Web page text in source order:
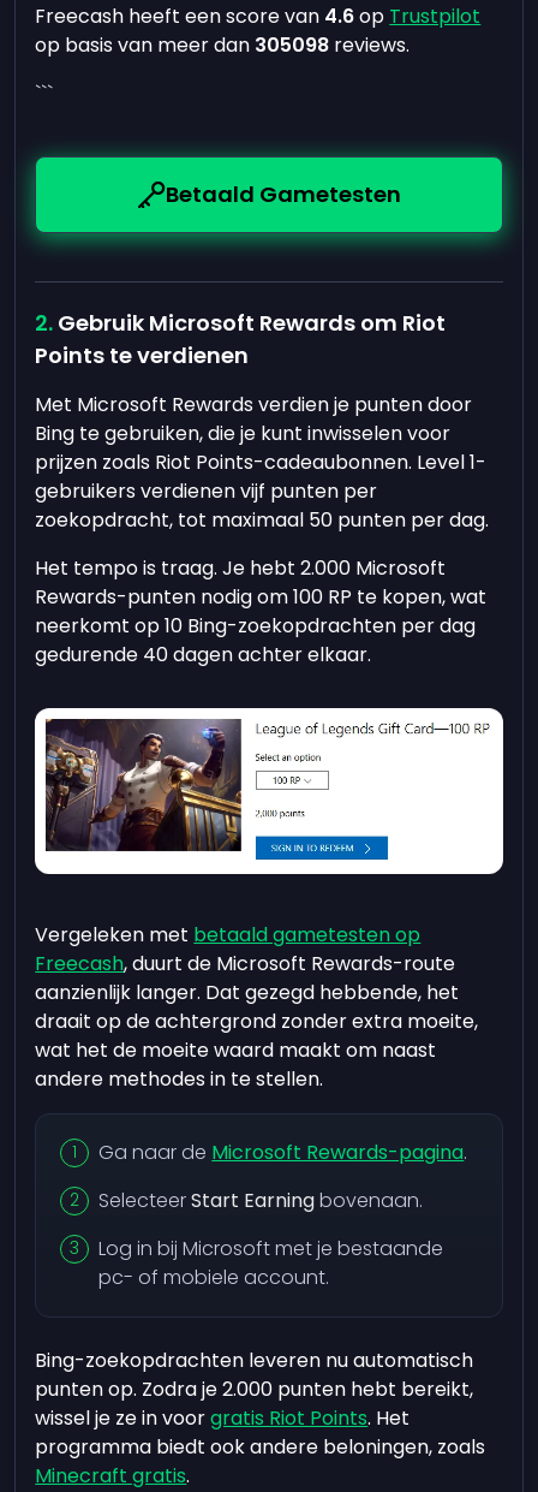
Freecash heeft een score van 4.6op Trustpilot
op basis van meer dan 305098 reviews.
```
Betaald Gametesten
Gebruik Microsoft Rewards om Riot
Points te verdienen
Met Microsoft Rewards verdien je punten door
Bing te gebruiken, die je kunt inwisselen voor
prijzen zoals Riot Points-cadeaubonnen. Level 1-
gebruikers verdienen vijf punten per
zoekopdracht, tot maximaal 50 punten per dag.
Het tempo is traag. Je hebt 2.000 Microsoft
Rewards-punten nodig om 100 RP te kopen, wat
neerkomt op 10 Bing-zoekopdrachten per dag
gedurende 40 dagen achter elkaar.
Vergeleken met betaald gametesten op
Freecash, duurt de Microsoft Rewards-route
aanzienlijk langer. Dat gezegd hebbende, het
draait op de achtergrond zonder extra moeite,
wat het de moeite waard maakt om naast
andere methodes in te stellen.
Ga naar de Microsoft Rewards-pagina.
SelecteerStart Earningbovenaan.
Log in bij Microsoft met je bestaande
pc- of mobiele account.
Bing-zoekopdrachten leveren nu automatisch
punten op. Zodra je 2.000 punten hebt bereikt,
wissel je ze in voorgratis Riot Points. Het
programma biedt ook andere beloningen, zoals
Minecraft gratis.